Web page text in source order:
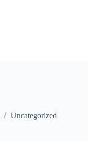
Uncategorized